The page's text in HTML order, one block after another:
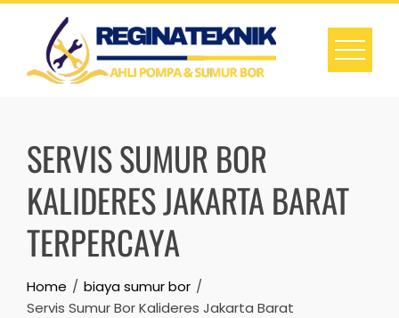
Skip
content
SERVIS SUMUR BOR
KALIDERES JAKARTA BARAT
TERPERCAYA
Home
biaya sumur bor
Servis Sumur Bor Kalideres Jakarta Barat